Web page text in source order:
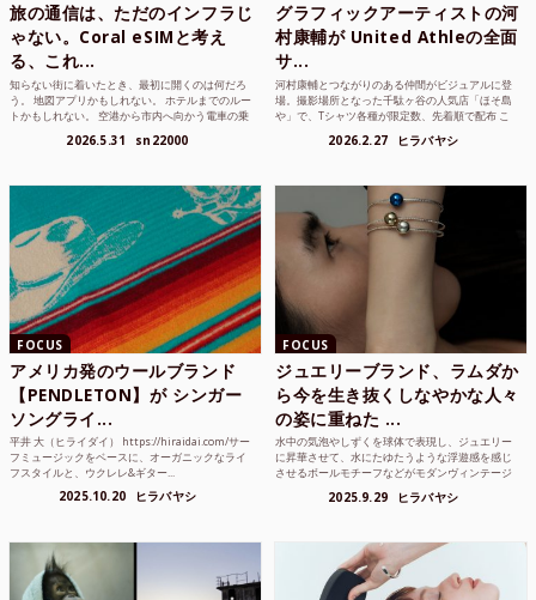
旅の通信は、ただのインフラじ
ゃない。Coral eSIMと考え
る、これ...
知らない街に着いたとき、最初に開くのは何だろ
う。 地図アプリかもしれない。 ホテルまでのルー
トかもしれない。 空港から市内へ向かう電車の乗
2026.5.31 sn22000
グラフィックアーティストの河
村康輔が United Athleの全面
サ...
河村康輔とつながりのある仲間がビジュアルに登
場。撮影場所となった千駄ヶ谷の人気店「ほそ島
や」で、Tシャツ各種が限定数、先着順で配布 こ
2026.2.27 ヒラバヤシ
FOCUS
アメリカ発のウールブランド
【PENDLETON】が シンガー
ソングライ...
平井 大（ヒライダイ） https://hiraidai.com/サー
フミュージックをベースに、オーガニックなライ
フスタイルと、ウクレレ&ギター...
2025.10.20 ヒラバヤシ
FOCUS
ジュエリーブランド、ラムダか
ら今を生き抜くしなやかな人々
の姿に重ねた ...
水中の気泡やしずくを球体で表現し、ジュエリー
に昇華させて、水にたゆたうような浮遊感を感じ
させるボールモチーフなどがモダンヴィンテージ
2025.9.29 ヒラバヤシ